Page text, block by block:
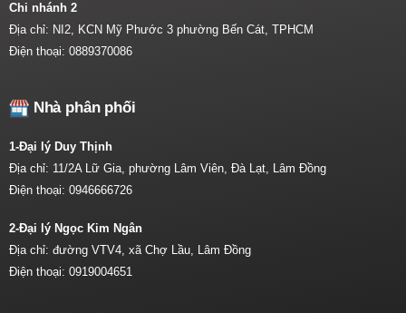
Chi nhánh 2
Địa chỉ: NI2, KCN Mỹ Phước 3 phường Bến Cát, TPHCM
Điện thoại: 0889370086
Nhà phân phối
1-Đại lý Duy Thịnh
Địa chỉ: 11/2A Lữ Gia, phường Lâm Viên, Đà Lạt, Lâm Đồng
Điện thoại: 0946666726
2-Đại lý Ngọc Kim Ngân
Địa chỉ: đường VTV4, xã Chợ Lầu, Lâm Đồng
Điện thoại: 0919004651